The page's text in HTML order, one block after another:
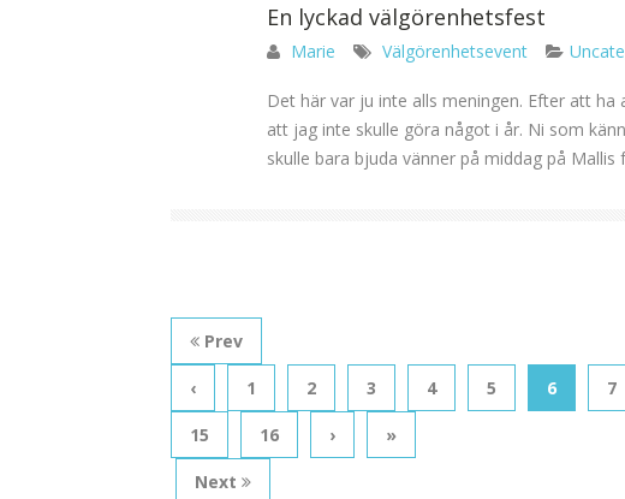
En lyckad välgörenhetsfest
Marie Välgörenhetsevent
Det här var ju inte alls meningen. Efter att
att jag inte skulle göra något i år. Ni som
skulle bara bjuda vänner på middag på Mallis
Prev
‹ 1 2 3 4 5 6 7
15 16 › »
Next